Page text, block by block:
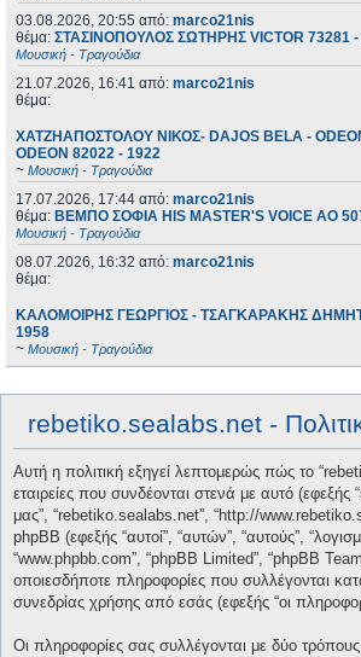
03.08.2026, 20:55 από: marco21nis
θέμα: ΣΤΑΣΙΝΟΠΟΥΛΟΣ ΣΩΤΗΡΗΣ VICTOR 73281 -
Μουσική - Τραγούδια
21.07.2026, 16:41 από: marco21nis
θέμα:
ΧΑΤΖΗΑΠΟΣΤΟΛΟΥ ΝΙΚΟΣ- DAJOS BELA -
ODEON 82022 - 1922
~ Μουσική - Τραγούδια
17.07.2026, 17:44 από: marco21nis
θέμα: ΒΕΜΠΟ ΣΟΦΙΑ HIS MASTER'S VOICE AO
Μουσική - Τραγούδια
08.07.2026, 16:32 από: marco21nis
θέμα:
ΚΑΛΟΜΟΙΡΗΣ ΓΕΩΡΓΙΟΣ - ΤΣΑΓΚΑΡΑΚΗΣ
1958
~ Μουσική - Τραγούδια
rebetiko.sealabs.net -
Αυτή η πολιτική εξηγεί λεπτομερώς πώς το
εταιρείες που συνδέονται στενά με αυτό (εφεξής
μας”, “rebetiko.sealabs.net”, “http://
phpBB (εφεξής “αυτοί”, “αυτών”, “αυτούς”,
“www.phpbb.com”, “phpBB Limited”, “phpBB
οποιεσδήποτε πληροφορίες που συλλέγονται
συνεδρίας χρήσης από εσάς (εφεξής “οι
Οι πληροφορίες σας συλλέγονται με δύο